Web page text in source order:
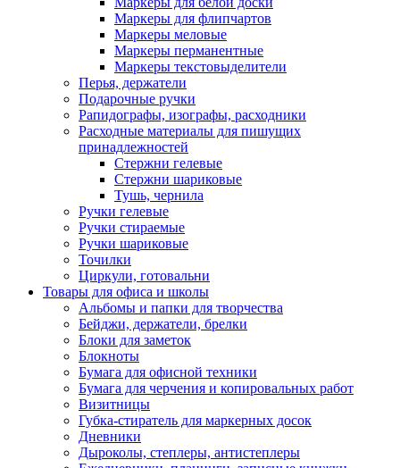
Маркеры для флипчартов
Маркеры меловые
Маркеры перманентные
Маркеры текстовыделители
Перья, держатели
Подарочные ручки
Рапидографы, изографы, расходники
Расходные материалы для пишущих
принадлежностей
Стержни гелевые
Стержни шариковые
Тушь, чернила
Ручки гелевые
Ручки стираемые
Ручки шариковые
Точилки
Циркули, готовальни
Товары для офиса и школы
Альбомы и папки для творчества
Бейджи, держатели, брелки
Блоки для заметок
Блокноты
Бумага для офисной техники
Бумага для черчения и копировальных работ
Визитницы
Губка-стиратель для маркерных досок
Дневники
Дыроколы, степлеры, антистеплеры